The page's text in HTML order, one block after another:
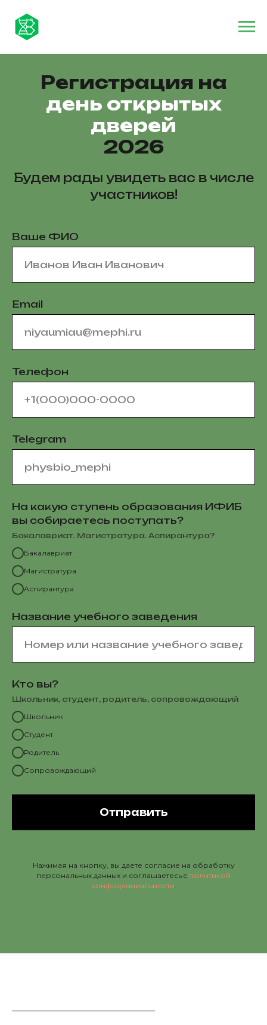
Регистрация на
день открытых
дверей
2026
Будем рады увидеть вас в числе
участников!
Ваше ФИО
Email
Телефон
Telegram
На какую ступень образования ИФИБ
вы собираетесь поступать?
Бакалавриат. Магистратура. Аспирантура?
Бакалавриат
Магистратура
Аспирантура
Название учебного заведения
Кто вы?
Школьник, студент, родитель, сопровождающий
Школьник
Студент
Родитель
Сопровождающий
Отправить
Нажимая на кнопку, вы даете согласие на обработку
персональных данных и соглашаетесь c политикой
конфиденциальности